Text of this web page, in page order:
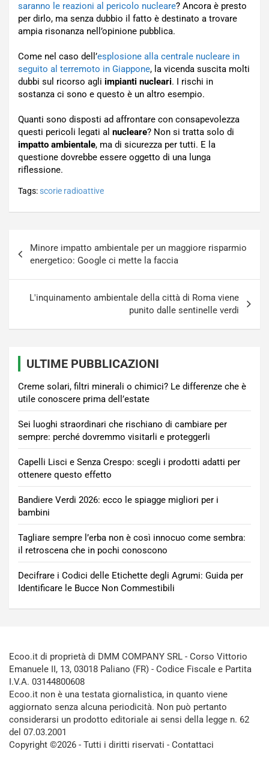
saranno le reazioni al pericolo nucleare? Ancora è presto
per dirlo, ma senza dubbio il fatto è destinato a trovare
ampia risonanza nell’opinione pubblica.
Come nel caso dell’esplosione alla centrale nucleare in
seguito al terremoto in Giappone, la vicenda suscita molti
dubbi sul ricorso agli impianti nucleari. I rischi in
sostanza ci sono e questo è un altro esempio.
Quanti sono disposti ad affrontare con consapevolezza
questi pericoli legati al nucleare? Non si tratta solo di
impatto ambientale, ma di sicurezza per tutti. E la
questione dovrebbe essere oggetto di una lunga
riflessione.
Tags:scorie radioattive
articoli
Minore impatto ambientale per un maggiore risparmio
energetico: Google ci mette la faccia
L'inquinamento ambientale della città di Roma viene
punito dalle sentinelle verdi
ULTIME PUBBLICAZIONI
Creme solari, filtri minerali o chimici? Le differenze che è
utile conoscere prima dell’estate
Sei luoghi straordinari che rischiano di cambiare per
sempre: perché dovremmo visitarli e proteggerli
Capelli Lisci e Senza Crespo: scegli i prodotti adatti per
ottenere questo effetto
Bandiere Verdi 2026: ecco le spiagge migliori per i
bambini
Tagliare sempre l’erba non è così innocuo come sembra:
il retroscena che in pochi conoscono
Decifrare i Codici delle Etichette degli Agrumi: Guida per
Identificare le Bucce Non Commestibili
Ecoo.it di proprietà di DMM COMPANY SRL - Corso Vittorio
Emanuele II, 13, 03018 Paliano (FR) - Codice Fiscale e Partita
I.V.A. 03144800608
Ecoo.it non è una testata giornalistica, in quanto viene
aggiornato senza alcuna periodicità. Non può pertanto
considerarsi un prodotto editoriale ai sensi della legge n. 62
del 07.03.2001
Copyright ©2026 - Tutti i diritti riservati - Contattaci